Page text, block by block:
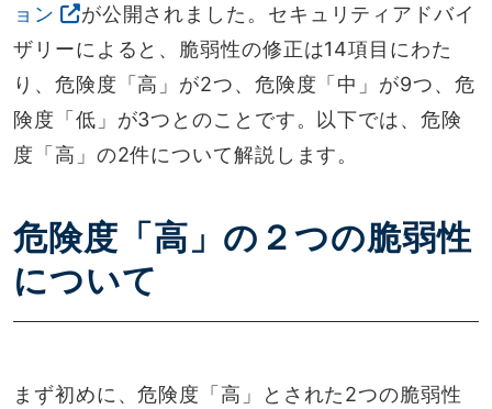
ョン
が公開されました。セキュリティアドバイ
ザリーによると、脆弱性の修正は14項目にわた
り、危険度「高」が2つ、危険度「中」が9つ、危
険度「低」が3つとのことです。以下では、危険
度「高」の2件について解説します。
危険度「高」の２つの脆弱性
について
まず初めに、危険度「高」とされた2つの脆弱性